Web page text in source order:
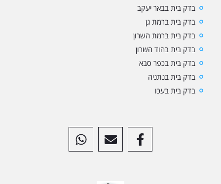
בדק בית בבאר יעקב
בדק בית ברמת גן
בדק בית ברמת השרון
בדק בית בהוד השרון
בדק בית בכפר סבא
בדק בית בנתניה
בדק בית בעכו